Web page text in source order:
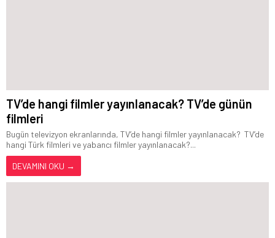
TV’de hangi filmler yayınlanacak? TV’de günün
filmleri
Bugün televizyon ekranlarında, TV’de hangi filmler yayınlanacak? TV’de
hangi Türk filmleri ve yabancı filmler yayınlanacak?...
DEVAMINI OKU →